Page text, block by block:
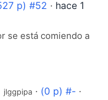
p) #52 · hace 1
se está comiendo a
jlggpipa· (0 p) #-·